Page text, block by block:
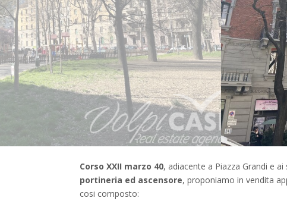
Corso XXII marzo 40, adiacente a Piazza Grandi e ai
portineria ed ascensore, proponiamo in vendita
cosi composto: